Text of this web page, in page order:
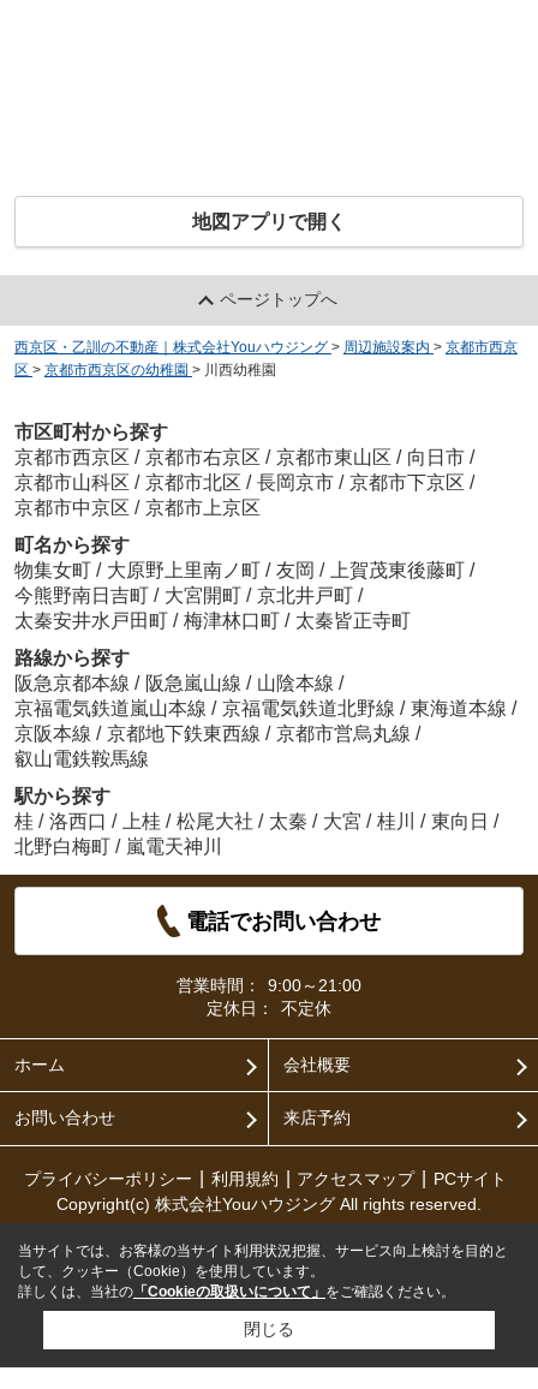
地図アプリで開く
ページトップへ
西京区・乙訓の不動産｜株式会社Youハウジング > 周辺施設案内 > 京都市西京
区 > 京都市西京区の幼稚園 > 川西幼稚園
市区町村から探す
京都市西京区 / 京都市右京区 / 京都市東山区 / 向日市 /
京都市山科区 / 京都市北区 / 長岡京市 / 京都市下京区 /
京都市中京区 / 京都市上京区
町名から探す
物集女町 / 大原野上里南ノ町 / 友岡 / 上賀茂東後藤町 /
今熊野南日吉町 / 大宮開町 / 京北井戸町 /
太秦安井水戸田町 / 梅津林口町 / 太秦皆正寺町
路線から探す
阪急京都本線 / 阪急嵐山線 / 山陰本線 /
京福電気鉄道嵐山本線 / 京福電気鉄道北野線 / 東海道本線 /
京阪本線 / 京都地下鉄東西線 / 京都市営烏丸線 /
叡山電鉄鞍馬線
駅から探す
桂 / 洛西口 / 上桂 / 松尾大社 / 太秦 / 大宮 / 桂川 / 東向日 /
北野白梅町 / 嵐電天神川
電話でお問い合わせ
営業時間：
9:00～21:00
定休日：
不定休
ホーム 会社概要
お問い合わせ 来店予約
プライバシーポリシー 利用規約 アクセスマップ
PCサイト
Copyright(c) 株式会社Youハウジング All rights reserved.
当サイトでは、お客様の当サイト利用状況把握、サービス向上検討を目的と
して、クッキー（Cookie）を使用しています。
詳しくは、当社の 「Cookieの取扱いについて」 をご確認ください。
閉じる